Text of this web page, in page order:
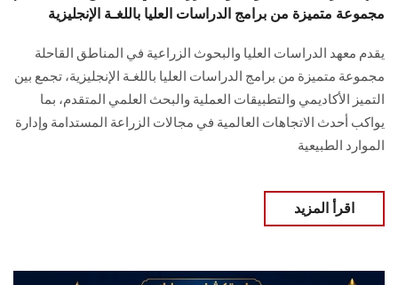
مجموعة متميزة من برامج الدراسات العليا باللغـة الإنجليزية
يقدم معهد الدراسات العليا والبحوث الزراعية في المناطق القاحلة
مجموعة متميزة من برامج الدراسات العليا باللغـة الإنجليزية، تجمع بين
التميز الأكاديمي والتطبيقات العملية والبحث العلمي المتقدم، بما
يواكب أحدث الاتجاهات العالمية في مجالات الزراعة المستدامة وإدارة
الموارد الطبيعية
اقرأ المزيد